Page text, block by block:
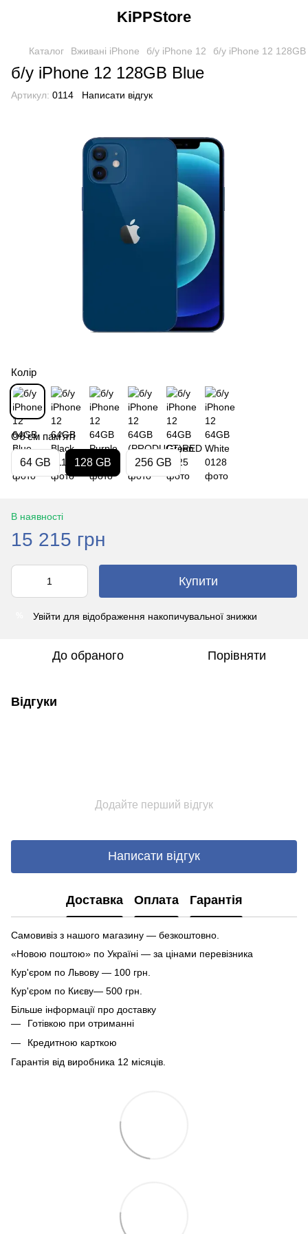
KiPPStore
Каталог Вживані iPhone б/у iPhone 12 б/у iPhone 12
б/у iPhone 12 128GB Blue
Артикул: 0114 Написати відгук
Колір
Обʼєм памʼяті
64 GB 128 GB 256 GB
В наявності
15 215 грн
Купити
Увійти для відображення накопичувальної знижки
До обраного Порівняти
Відгуки
Додайте перший відгук
Написати відгук
Доставка Оплата Гарантія
Самовивіз з нашого магазину — безкоштовно.
«Новою поштою» по Україні — за цінами перевізника
Кур'єром по Львову — 100 грн.
Кур'єром по Києву— 500 грн.
Більше інформації про доставку
Готівкою при отриманні
Кредитною карткою
Гарантія від виробника 12 місяців.